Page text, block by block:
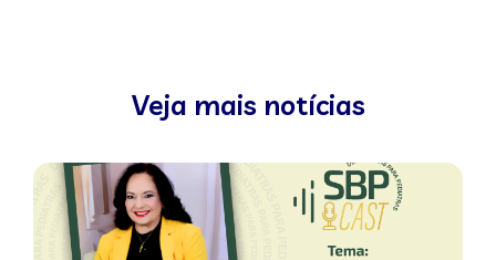
Veja mais notícias